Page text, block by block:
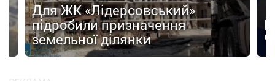
Для ЖК «Лідерсовський»
підробили призначення
земельної ділянки